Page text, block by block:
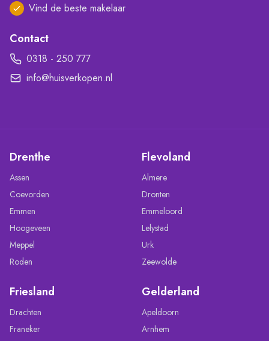
Vind de beste makelaar
Contact
0318 - 250 777
info@huisverkopen.nl
Drenthe
Assen
Coevorden
Emmen
Hoogeveen
Meppel
Roden
Flevoland
Almere
Dronten
Emmeloord
Lelystad
Urk
Zeewolde
Friesland
Drachten
Franeker
Gelderland
Apeldoorn
Arnhem